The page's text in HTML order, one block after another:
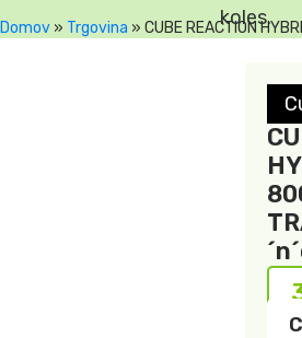
koles.
Domov » Trgovina » CUBE REACTION